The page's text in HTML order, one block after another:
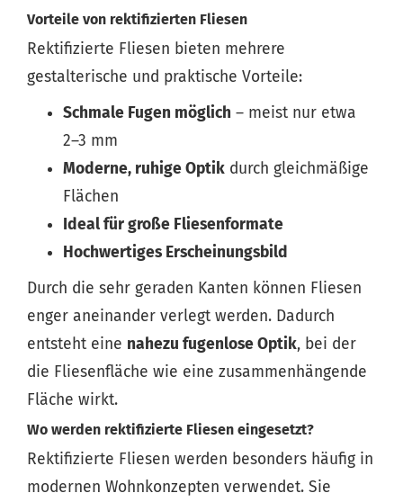
Vorteile von rektifizierten Fliesen
Rektifizierte Fliesen bieten mehrere
gestalterische und praktische Vorteile:
Schmale Fugen möglich – meist nur etwa
2–3 mm
Moderne, ruhige Optik durch gleichmäßige
Flächen
Ideal für große Fliesenformate
Hochwertiges Erscheinungsbild
Durch die sehr geraden Kanten können Fliesen
enger aneinander verlegt werden. Dadurch
entsteht eine nahezu fugenlose Optik, bei der
die Fliesenfläche wie eine zusammenhängende
Fläche wirkt.
Wo werden rektifizierte Fliesen eingesetzt?
Rektifizierte Fliesen werden besonders häufig in
modernen Wohnkonzepten verwendet. Sie